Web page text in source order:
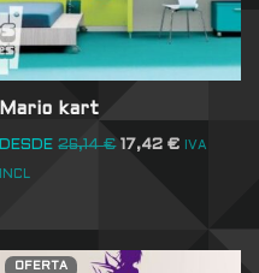
Mario kart
DESDE 26,14€ 17,42€ IVA
INCL
OFERTA